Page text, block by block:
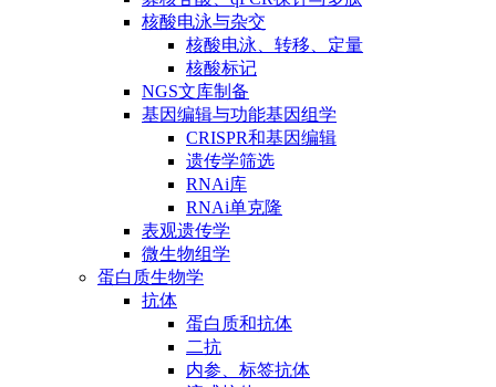
核酸电泳与杂交
核酸电泳、转移、定量
核酸标记
NGS文库制备
基因编辑与功能基因组学
CRISPR和基因编辑
遗传学筛选
RNAi库
RNAi单克隆
表观遗传学
微生物组学
蛋白质生物学
抗体
蛋白质和抗体
二抗
内参、标签抗体